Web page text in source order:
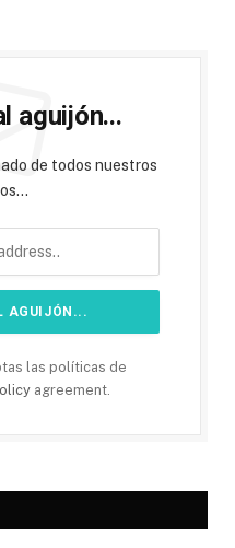
aguijón...
de todos nuestros
las políticas de
agreement.